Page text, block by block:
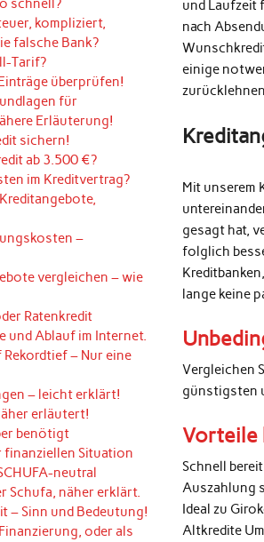
und Laufzeit
nach
einige
Mit unserem
gesagt hat,
folglich
lange keine
Vergleichen
günstigsten
Vorteile
Schnell
Auszahlung
Ideal zu
Altkredite
schnell?
kompliziert,
falsche Bank?
Tarif?
überprüfen!
für
Erläuterung!
sichern!
ab 3.500 €?
im Kreditvertrag?
–
vergleichen – wie
Ratenkredit
und Ablauf im Internet.
Rekordtief – Nur eine
– leicht erklärt!
erläutert!
benötigt
Situation
neutral
Schufa, näher erklärt.
– Sinn und Bedeutung!
oder als